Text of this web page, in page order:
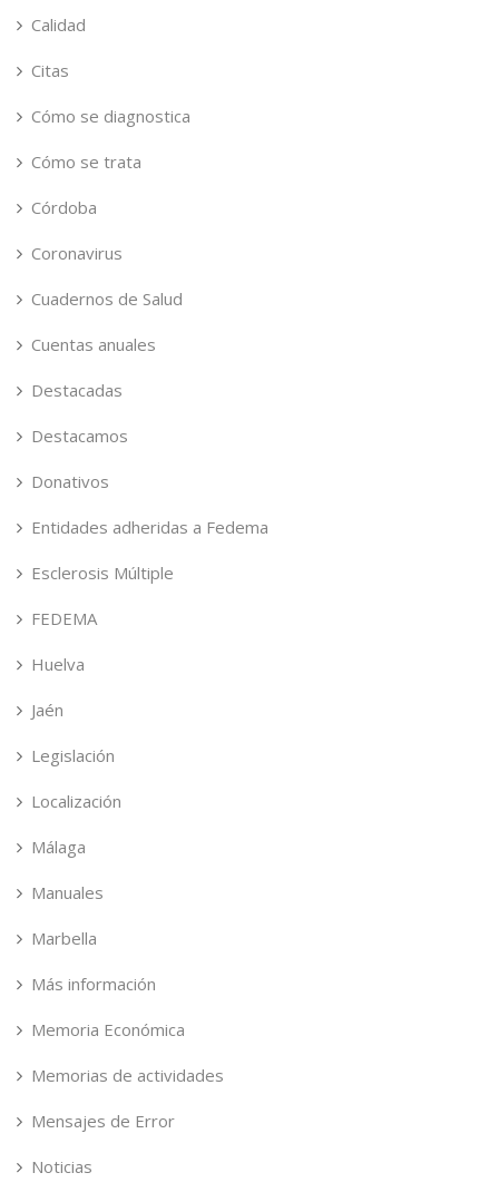
Calidad
Citas
Cómo se diagnostica
Cómo se trata
Córdoba
Coronavirus
Cuadernos de Salud
Cuentas anuales
Destacadas
Destacamos
Donativos
Entidades adheridas a Fedema
Esclerosis Múltiple
FEDEMA
Huelva
Jaén
Legislación
Localización
Málaga
Manuales
Marbella
Más información
Memoria Económica
Memorias de actividades
Mensajes de Error
Noticias